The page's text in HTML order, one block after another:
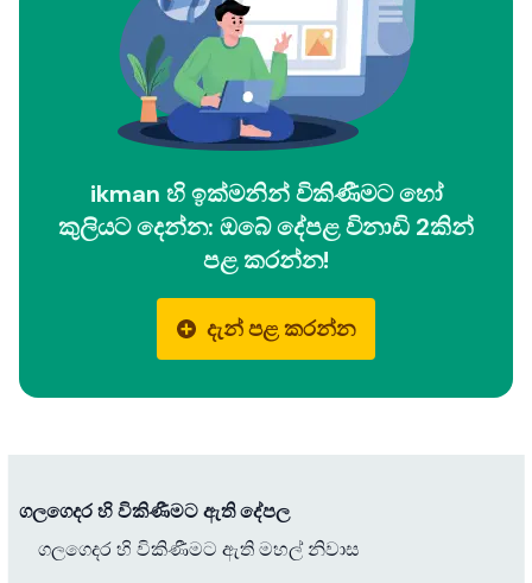
ikman හි ඉක්මනින් විකිණීමට හෝ
කුලියට දෙන්න: ඔබේ දේපළ විනාඩි 2කින්
පළ කරන්න!
දැන් පළ කරන්න
ගලගෙදර හි විකිණීමට ඇති දේපල
ගලගෙදර හි විකිණීමට ඇති මහල් නිවාස